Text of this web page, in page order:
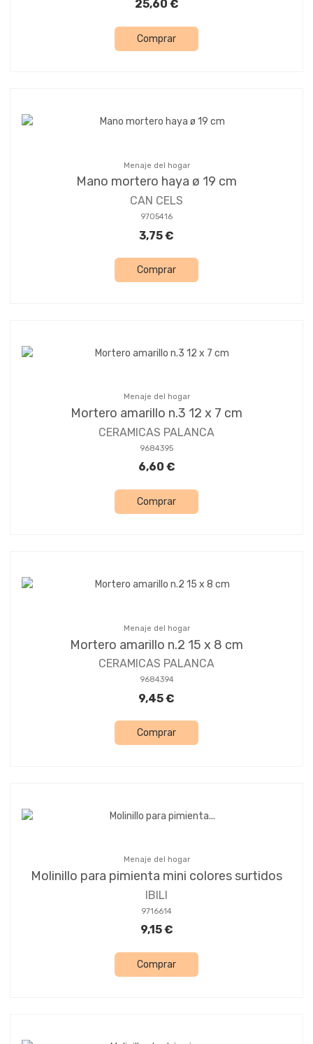
25,60 €
Comprar
Menaje del hogar
Mano mortero haya ø 19 cm
CAN CELS
9705416
3,75 €
Comprar
Menaje del hogar
Mortero amarillo n.3 12 x 7 cm
CERAMICAS PALANCA
9684395
6,60 €
Comprar
Menaje del hogar
Mortero amarillo n.2 15 x 8 cm
CERAMICAS PALANCA
9684394
9,45 €
Comprar
Menaje del hogar
Molinillo para pimienta mini colores surtidos
IBILI
9716614
9,15 €
Comprar